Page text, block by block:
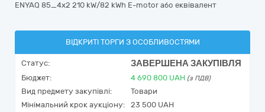
ENYAQ 85_4x2 210 kW/82 kWh E-motor або еквівалент
ВІДКРИТІ ТОРГИ З ОСОБЛИВОСТЯМИ
Статус: ЗАВЕРШЕНА ЗАКУПІВЛЯ
Бюджет: 4 690 800 UAH (з ПДВ)
Вид предмету закупівлі:
Товари
Мінімальний крок аукціону:
23 500 UAH